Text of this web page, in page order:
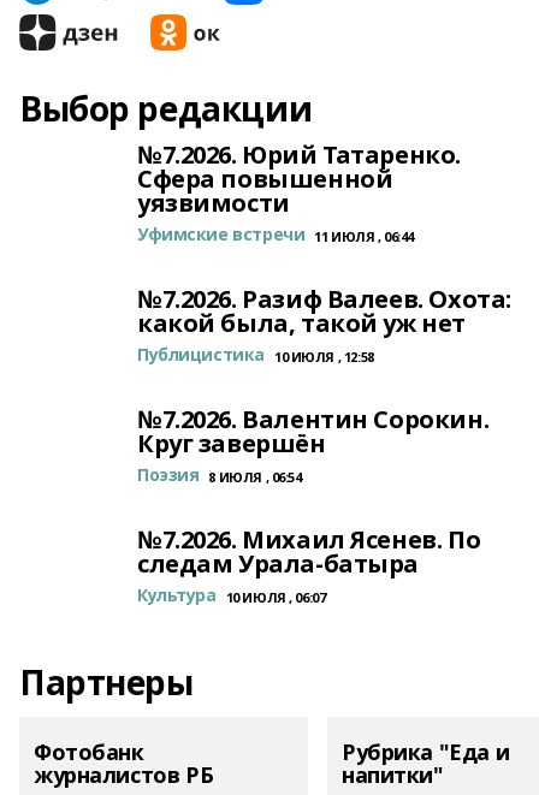
Выбор редакции
№7.2026. Юрий Татаренко.
Сфера повышенной
уязвимости
Уфимские встречи 11 ИЮЛЯ , 06:44
№7.2026. Разиф Валеев. Охота:
какой была, такой уж нет
Публицистика 10 ИЮЛЯ , 12:58
№7.2026. Валентин Сорокин.
Круг завершён
Поэзия 8 ИЮЛЯ , 06:54
№7.2026. Михаил Ясенев. По
следам Урала-батыра
Культура 10 ИЮЛЯ , 06:07
Партнеры
Фотобанк
журналистов РБ
Рубрика "Еда и
напитки"